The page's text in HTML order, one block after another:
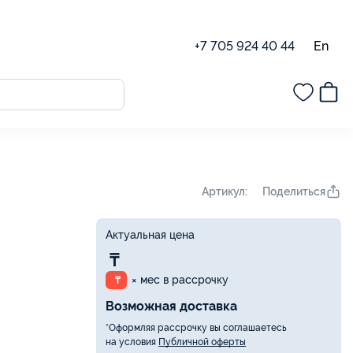
+7 705 924 40 44 En
Артикул: Поделиться
Актуальная цена
₸
₸ × мес в рассрочку
Возможная доставка
*Оформляя рассрочку вы соглашаетесь
на условия Публичной оферты